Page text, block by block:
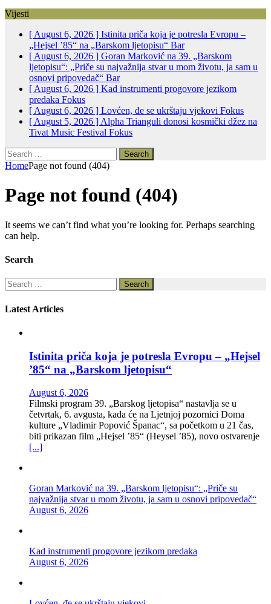
Vijesti
[ August 6, 2026 ] Istinita priča koja je potresla Evropu –
„Hejsel ’85“ na „Barskom ljetopisu“ Bar
[ August 6, 2026 ] Goran Marković na 39. „Barskom
ljetopisu“: „Priče su najvažnija stvar u mom životu, ja sam u
osnovi pripovedač“ Bar
[ August 6, 2026 ] Kad instrumenti progovore jezikom
predaka Fokus
[ August 6, 2026 ] Lovćen, đe se ukrštaju vjekovi Fokus
[ August 5, 2026 ] Alpha Trianguli donosi kosmički džez na
Tivat Music Festival Fokus
Search
for:
HomePage not found (404)
Page not found (404)
It seems we can’t find what you’re looking for. Perhaps searching
can help.
Search
Search
for:
Latest Articles
Istinita priča koja je potresla Evropu – „Hejsel
’85“ na „Barskom ljetopisu“
August 6, 2026
Filmski program 39. „Barskog ljetopisa“ nastavlja se u
četvrtak, 6. avgusta, kada će na Ljetnjoj pozornici Doma
kulture „Vladimir Popović Španac“, sa početkom u 21 čas,
biti prikazan film „Hejsel ’85“ (Heysel ’85), novo ostvarenje
[...]
Goran Marković na 39. „Barskom ljetopisu“: „Priče su
najvažnija stvar u mom životu, ja sam u osnovi pripovedač“
August 6, 2026
Kad instrumenti progovore jezikom predaka
August 6, 2026